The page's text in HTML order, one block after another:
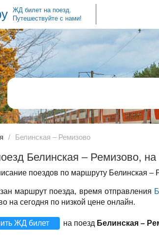
ЖД билет на поезд.
Путешествуйте с нами!
Белинская – Ремизово
Белинская – Ремизово, на
поездов по маршруту Белинская –
маршрут поезда, время отправления
на сегодня по низкой цене онлайн.
ЖД билет на поезд Белинская –